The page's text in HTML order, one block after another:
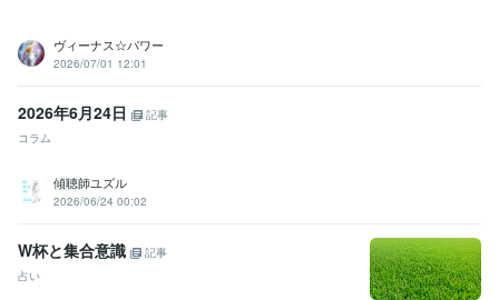
ヴィーナス☆パワー
2026/07/01 12:01
2026年6月24日
記事
コラム
傾聴師ユズル
2026/06/24 00:02
W杯と集合意識
記事
占い